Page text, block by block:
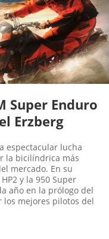
Super Enduro
Erzberg
espectacular lucha
la bicilíndrica más
mercado. En su
y la 950 Super
año en la prólogo del
los mejores pilotos del